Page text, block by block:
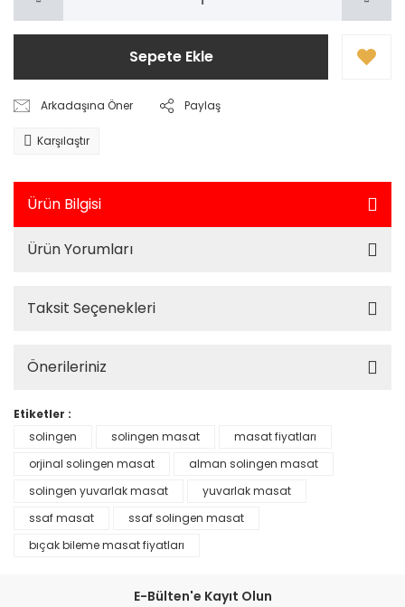
Sepete Ekle
Arkadaşına Öner Paylaş
Karşılaştır
Ürün Bilgisi
Ürün Yorumları
Taksit Seçenekleri
Önerileriniz
Etiketler :
solingen
solingen masat
masat fiyatları
orjinal solingen masat
alman solingen masat
solingen yuvarlak masat
yuvarlak masat
ssaf masat
ssaf solingen masat
bıçak bileme masat fiyatları
E-Bülten'e Kayıt Olun